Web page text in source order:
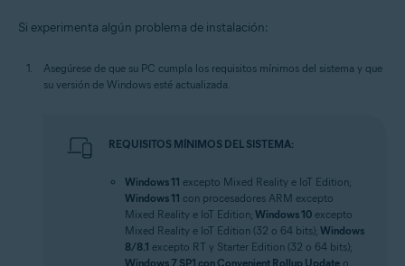
Si experimenta algún problema de instalación:
Asegúrese de que su PC cumpla los requisitos mínimos del sistema y que
su versión de Windows esté actualizada.
REQUISITOS MÍNIMOS DEL SISTEMA:
Windows 11 excepto Mixed Reality e IoT Edition;
Windows 11 con procesadores ARM excepto
Mixed Reality e IoT Edition; Windows 10 excepto
Mixed Reality e IoT Edition (32 o 64 bits); Windows
8/8.1 excepto RT y Starter Edition (32 o 64 bits);
Windows 7 SP1 con Convenient Rollup Update o